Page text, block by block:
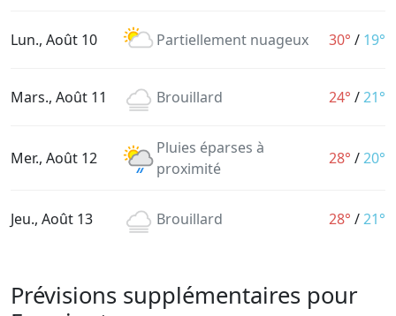
Lun., Août 10 Partiellement nuageux 30° / 19°
Mars., Août 11 Brouillard 24° /21°
Mer., Août 12
Pluies éparses à
proximité
28° /20°
Jeu., Août 13 Brouillard 28° /21°
Prévisions supplémentaires pour